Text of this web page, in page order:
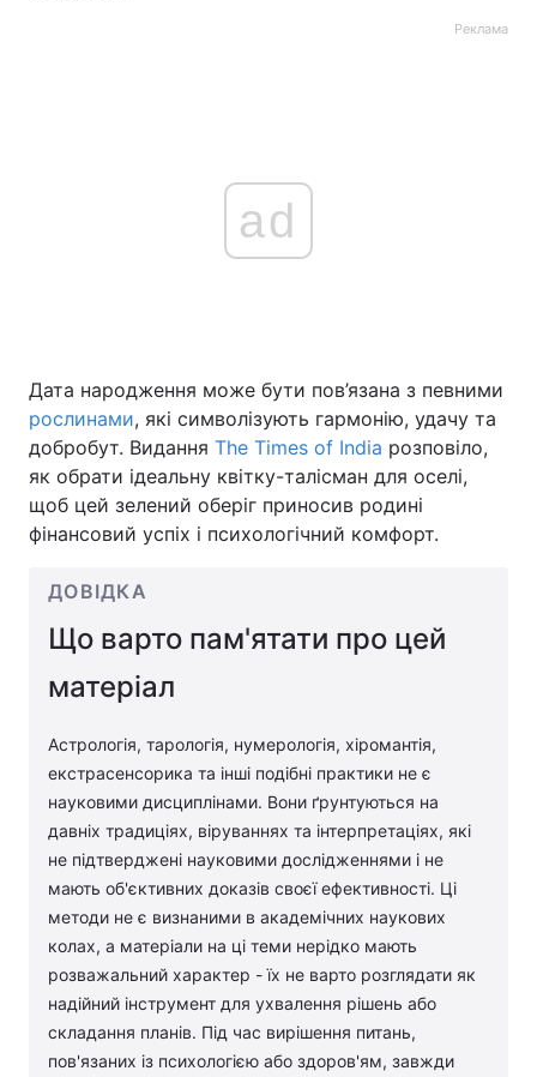
Реклама
ad
Дата народження може бути пов’язана з певними
рослинами, які символізують гармонію, удачу та
добробут. Видання The Times of India розповіло,
як обрати ідеальну квітку-талісман для оселі,
щоб цей зелений оберіг приносив родині
фінансовий успіх і психологічний комфорт.
ДОВІДКА
Що варто пам'ятати про цей
матеріал
Астрологія, тарологія, нумерологія, хіромантія,
екстрасенсорика та інші подібні практики не є
науковими дисциплінами. Вони ґрунтуються на
давніх традиціях, віруваннях та інтерпретаціях, які
не підтверджені науковими дослідженнями і не
мають об'єктивних доказів своєї ефективності. Ці
методи не є визнаними в академічних наукових
колах, а матеріали на ці теми нерідко мають
розважальний характер - їх не варто розглядати як
надійний інструмент для ухвалення рішень або
складання планів. Під час вирішення питань,
пов'язаних із психологією або здоров'ям, завжди